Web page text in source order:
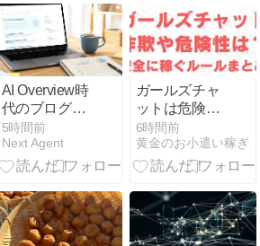
ログが見るべ
き数字
【2026】
AI Overview時
代のブログ
SEOとは？小
さなAI副業ブ
ログが今すぐ
つのこと
5時間前
Next Agent
ガールズチャ
ットは危険な
詐欺サイト？
身バレの不安
や安全な稼ぎ
解説
6時間前
黄金のお小遣い稼ぎ